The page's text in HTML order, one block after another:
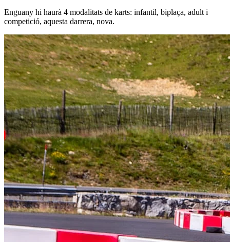
Enguany hi haurà 4 modalitats de karts: infantil, biplaça, adult i
competició, aquesta darrera, nova.